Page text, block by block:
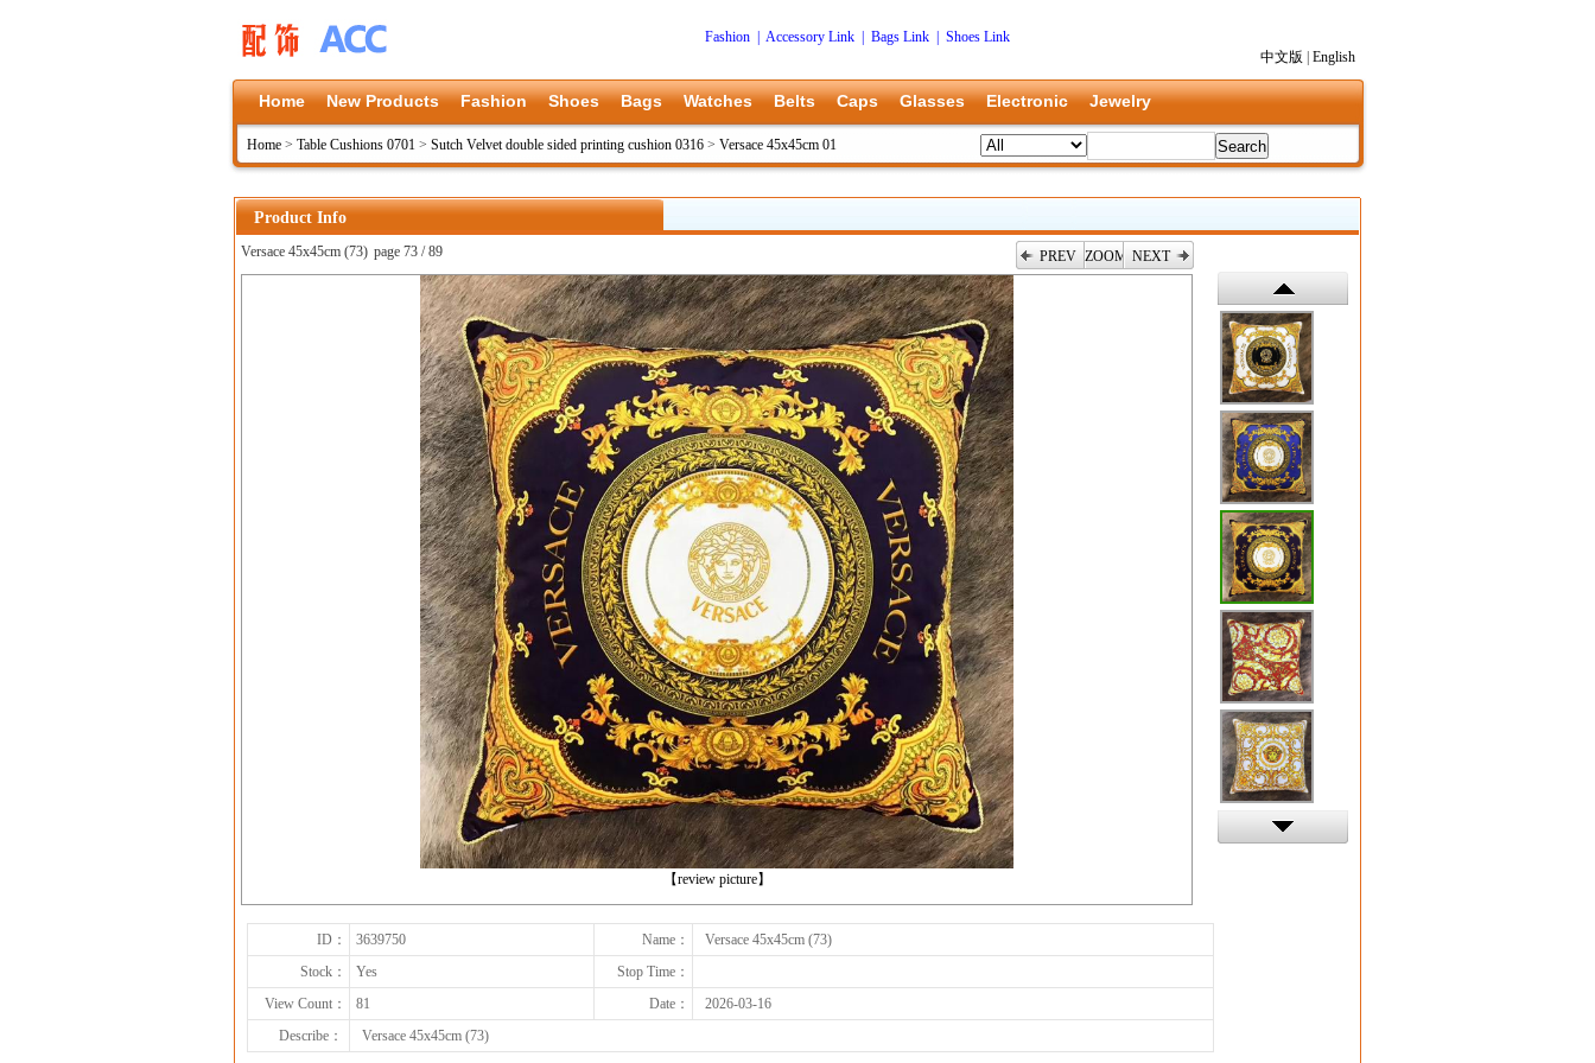
Fashion Accessory Link Bags Link
Shoes Link
中文版
English
Home New Products Fashion Shoes Bags Watches Belts Caps Glasses Electronic Jewelry
Home > Table Cushions 0701 > Sutch Velvet double sided printing cushion 0316 > Versace 45x45cm 01
Product Info
Versace 45x45cm (73) page 73 / 89 PREV ZOOM NEXT
【review picture】
上一张
下一张
ID： 3639750 Name：
Versace 45x45cm (73)
Stock：
Yes
Stop Time：
View Count：
81 Date：
2026-03-16
Describe：
Versace 45x45cm (73)